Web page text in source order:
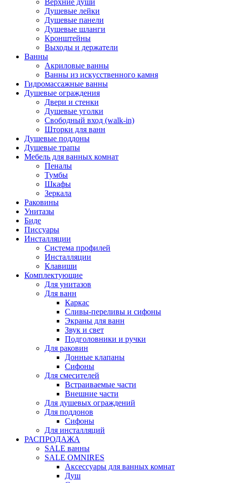
Верхние души
Душевые лейки
Душевые панели
Душевые шланги
Кронштейны
Выходы и держатели
Ванны
Акриловые ванны
Ванны из искусственного камня
Гидромассажные ванны
Душевые ограждения
Двери и стенки
Душевые уголки
Свободный вход (walk-in)
Шторки для ванн
Душевые поддоны
Душевые трапы
Мебель для ванных комнат
Пеналы
Тумбы
Шкафы
Зеркала
Раковины
Унитазы
Биде
Писсуары
Инсталляции
Система профилей
Инсталляции
Клавиши
Комплектующие
Для унитазов
Для ванн
Каркас
Сливы-переливы и сифоны
Экраны для ванн
Звук и свет
Подголовники и ручки
Для раковин
Донные клапаны
Сифоны
Для смесителей
Встраиваемые части
Внешние части
Для душевых ограждений
Для поддонов
Сифоны
Для инсталляций
РАСПРОДАЖА
SALE ванны
SALE OMNIRES
Аксессуары для ванных комнат
Душ